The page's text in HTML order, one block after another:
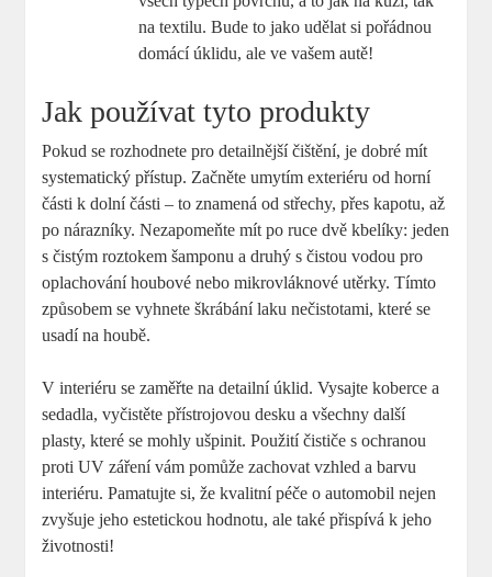
na textilu. Bude to jako udělat si pořádnou
domácí úklidu, ale ve vašem autě!
Jak používat tyto produkty
Pokud se rozhodnete pro detailnější čištění, je dobré mít
systematický přístup. Začněte umytím exteriéru od horní
části k dolní části – to znamená od střechy, přes kapotu, až
po nárazníky. Nezapomeňte mít po ruce dvě kbelíky: jeden
s čistým roztokem šamponu a druhý s čistou vodou pro
oplachování houbové nebo mikrovláknové utěrky. Tímto
způsobem se vyhnete škrábání laku nečistotami, které se
usadí na houbě.
V interiéru se zaměřte na detailní úklid. Vysajte koberce a
sedadla, vyčistěte přístrojovou desku a všechny další
plasty, které se mohly ušpinit. Použití čističe s ochranou
proti UV záření vám pomůže zachovat vzhled a barvu
interiéru. Pamatujte si, že kvalitní péče o automobil nejen
zvyšuje jeho estetickou hodnotu, ale také přispívá k jeho
životnosti!